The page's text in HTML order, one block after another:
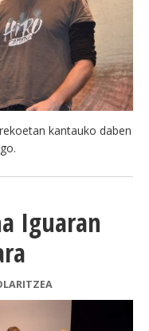
kantauko daben
Iguaran